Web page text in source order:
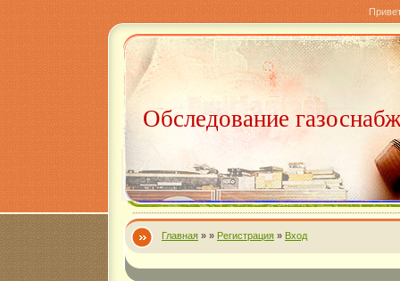
Обследование
Главная » » Регистрация » Вход